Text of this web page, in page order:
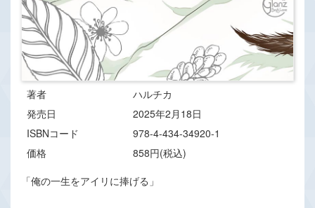
著者
ハルチカ
発売日
2025年2月18日
ISBNコード
978-4-434-34920-1
価格
858円(税込)
「俺の一生をアイリに捧げる」